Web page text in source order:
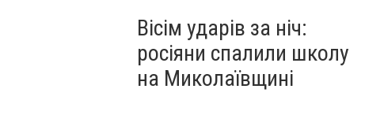
Вісім ударів за ніч:
росіяни спалили школу
на Миколаївщині